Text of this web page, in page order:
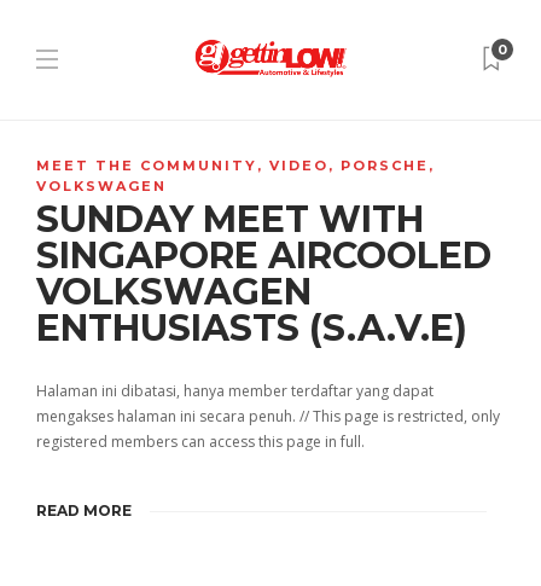
0
MEET THE COMMUNITY , VIDEO , PORSCHE ,
VOLKSWAGEN
SUNDAY MEET WITH
SINGAPORE AIRCOOLED
VOLKSWAGEN
ENTHUSIASTS (S.A.V.E)
Halaman ini dibatasi, hanya member terdaftar yang dapat
mengakses halaman ini secara penuh. // This page is restricted, only
registered members can access this page in full.
READ MORE